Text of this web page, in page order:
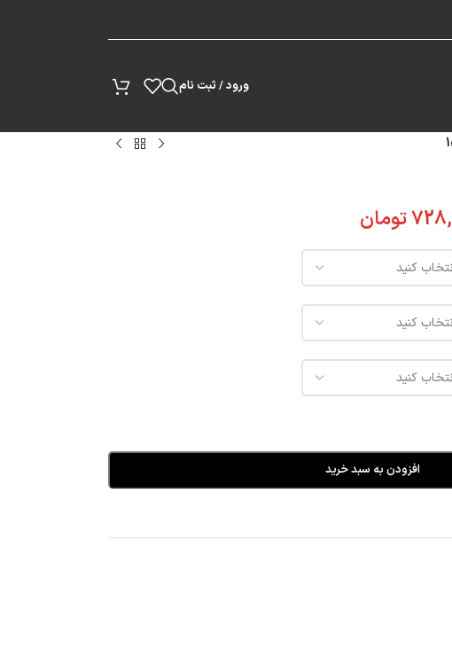
ورود / ثبت نام
تومان
افزودن به سبد خرید